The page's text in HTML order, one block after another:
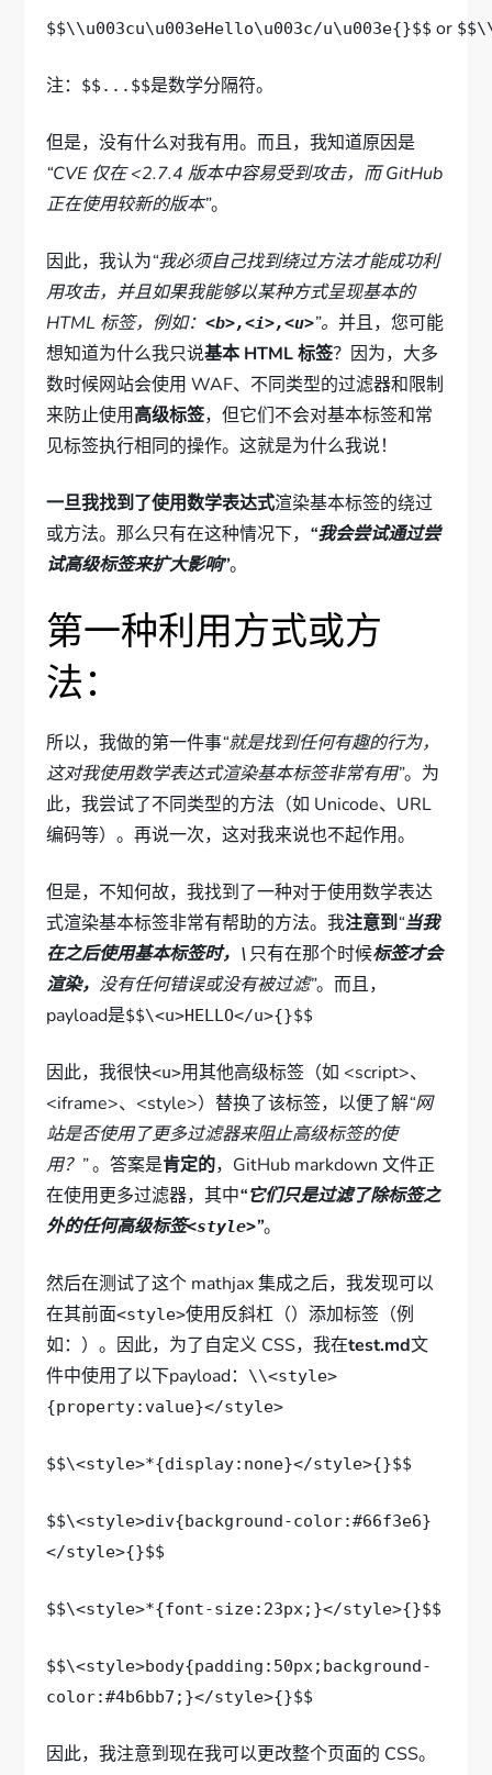
$$\\u003cu\u003eHello\u003c/u\u003e{}$$ or
注： $$...$$是数学分隔符。
但是，没有什么对我有用。而且，我知道原因是
“CVE 仅在 <2.7.4 版本中容易受到攻击，而 GitHub
正在使用较新的版本”。
因此，我认为“我必须自己找到绕过方法才能成功利
用攻击，并且如果我能够以某种方式呈现基本的
HTML 标签，例如：<b>,<i>,<u>”。并且，您可能
想知道为什么我只说基本 HTML 标签？因为，大多
数时候网站会使用 WAF、不同类型的过滤器和限制
来防止使用高级标签，但它们不会对基本标签和常
见标签执行相同的操作。这就是为什么我说！
一旦我找到了使用数学表达式渲染基本标签的绕过
或方法。那么只有在这种情况下， “我会尝试通过尝
试高级标签来扩大影响”。
第一种利用方式或方
法：
所以，我做的第一件事“就是找到任何有趣的行为，
这对我使用数学表达式渲染基本标签非常有用”。为
此，我尝试了不同类型的方法（如 Unicode、URL
编码等）。再说一次，这对我来说也不起作用。
但是，不知何故，我找到了一种对于使用数学表达
式渲染基本标签非常有帮助的方法。我注意到“当我
在之后使用基本标签时，
\ 只有在那个时候标签才会
渲染， 没有任何错误或没有被过滤”。而且，
payload是$$\<u>HELLO</u>{}$$
因此，我很快<u>用其他高级标签（如 <script>、
<iframe>、<style>）替换了该标签，以便了解“网
站是否使用了更多过滤器来阻止高级标签的使
用？”。答案是肯定的，GitHub markdown 文件正
在使用更多过滤器，其中“它们只是过滤了除标签之
外的任何高级标签<style>”。
然后在测试了这个 mathjax 集成之后，我发现可以
在其前面<style>使用反斜杠（）添加标签（例
如：）。因此，为了自定义 CSS，我在test.md文
件中使用了以下payload：
\\<style>
{property:value}</style>
$$\<style>*{display:none}</style>{}$$
$$\<style>div{background-color:#66f3e6}
</style>{}$$
$$\<style>*{font-size:23px;}</style>{}$$
$$\<style>body{padding:50px;background-
color:#4b6bb7;}</style>{}$$
因此，我注意到现在我可以更改整个页面的 CSS。